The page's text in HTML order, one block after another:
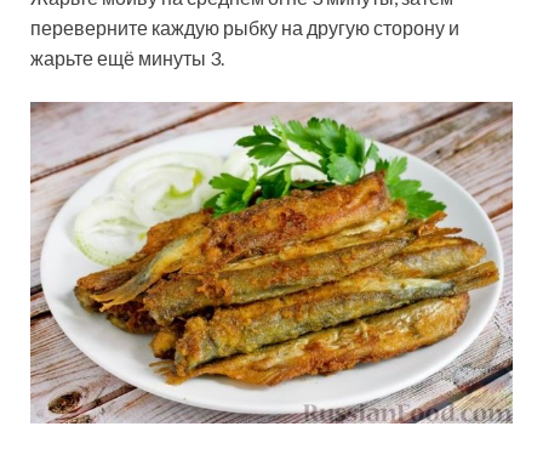
переверните каждую рыбку на другую сторону и
жарьте ещё минуты 3.